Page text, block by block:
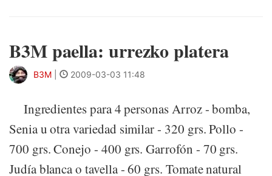
B3M paella: urrezko platera
B3M 2009-03-03 11:48
Ingredientes para 4 personas Arroz - bomba,
Senia u otra variedad similar - 320 grs. Pollo -
700 grs. Conejo - 400 grs. Garrofón - 70 grs.
Judía blanca o tavella - 60 grs. Tomate natural